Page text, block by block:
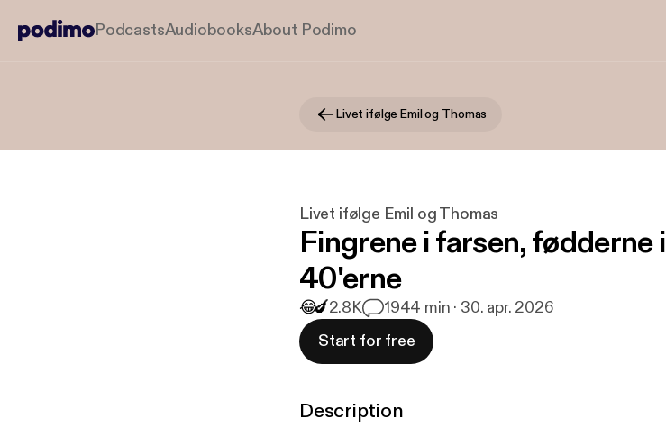
PodcastsAudiobooksAbout Podimo
Livet ifølge Emil og Thomas
Livet ifølge Emil og Thomas
Fingrene i farsen, fødderne i
40'erne
😂🍆2.8K 1944 min · 30. apr. 2026
Start for free
Description